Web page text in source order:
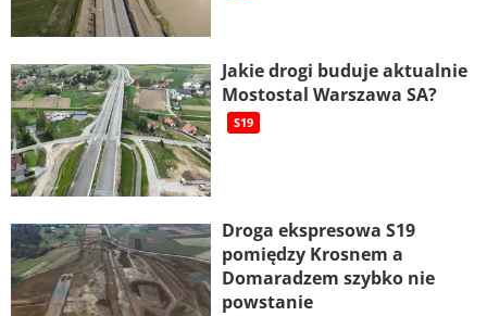
Jakie drogi buduje aktualnie
Mostostal Warszawa SA?
S19
Droga ekspresowa S19
pomiędzy Krosnem a
Domaradzem szybko nie
powstanie